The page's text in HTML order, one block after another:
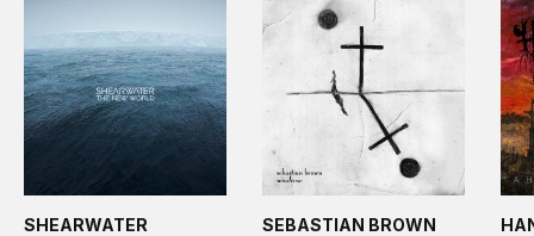
SHEARWATER
SEBASTIAN BROWN